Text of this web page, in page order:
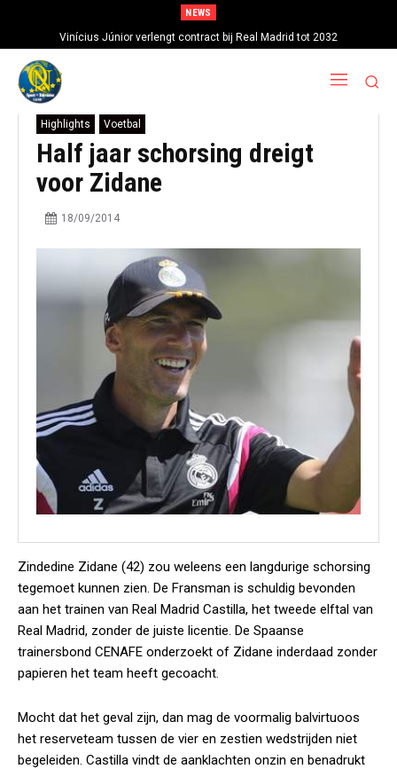
NEWS
Vinícius Júnior verlengt contract bij Real Madrid tot 2032
Highlights Voetbal
Half jaar schorsing dreigt
voor Zidane
18/09/2014
Zindedine Zidane (42) zou weleens een langdurige schorsing
tegemoet kunnen zien. De Fransman is schuldig bevonden
aan het trainen van Real Madrid Castilla, het tweede elftal van
Real Madrid, zonder de juiste licentie. De Spaanse
trainersbond CENAFE onderzoekt of Zidane inderdaad zonder
papieren het team heeft gecoacht.
Mocht dat het geval zijn, dan mag de voormalig balvirtuoos
het reserveteam tussen de vier en zestien wedstrijden niet
begeleiden. Castilla vindt de aanklachten onzin en benadrukt